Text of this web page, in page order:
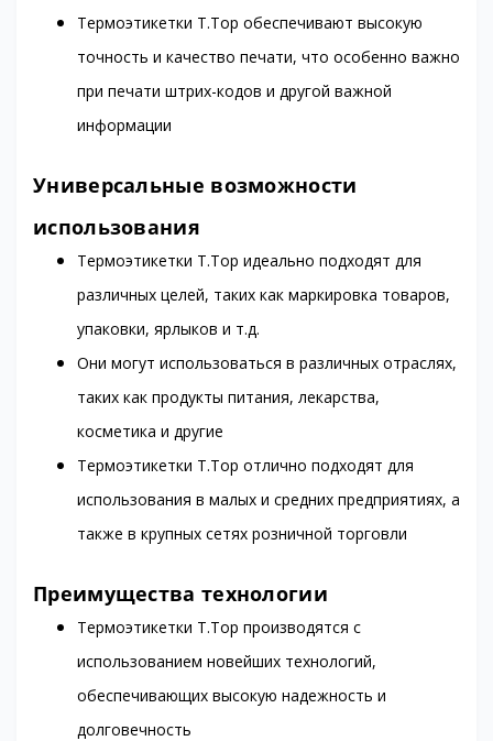
Термоэтикетки T.Top обеспечивают высокую
точность и качество печати, что особенно важно
при печати штрих-кодов и другой важной
информации
Универсальные возможности
использования
Термоэтикетки T.Top идеально подходят для
различных целей, таких как маркировка товаров,
упаковки, ярлыков и т.д.
Они могут использоваться в различных отраслях,
таких как продукты питания, лекарства,
косметика и другие
Термоэтикетки T.Top отлично подходят для
использования в малых и средних предприятиях, а
также в крупных сетях розничной торговли
Преимущества технологии
Термоэтикетки T.Top производятся с
использованием новейших технологий,
обеспечивающих высокую надежность и
долговечность